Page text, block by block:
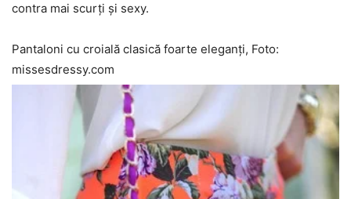
contra mai scurți și sexy.
Pantaloni cu croială clasică foarte eleganți, Foto:
missesdressy.com